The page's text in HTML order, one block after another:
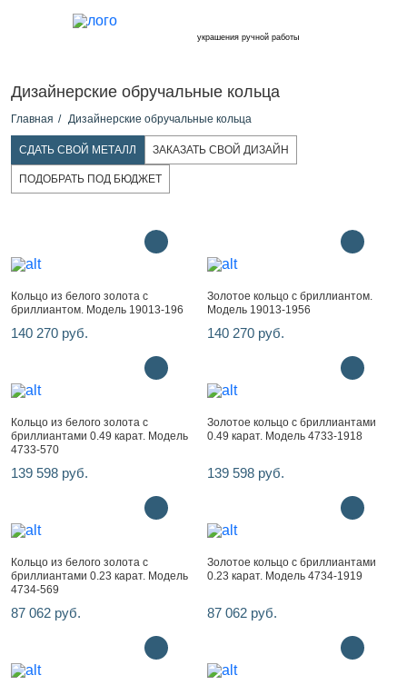
украшения ручной работы
Дизайнерские обручальные кольца
Главная Дизайнерские обручальные кольца
СДАТЬ СВОЙ МЕТАЛЛ ЗАКАЗАТЬ СВОЙ ДИЗАЙН
ПОДОБРАТЬ ПОД БЮДЖЕТ
Кольцо из белого золота с
бриллиантом. Модель 19013-196
140 270 руб.
Золотое кольцо с бриллиантом.
Модель 19013-1956
140 270 руб.
Кольцо из белого золота с
бриллиантами 0.49 карат. Модель
4733-570
139 598 руб.
Золотое кольцо с бриллиантами
0.49 карат. Модель 4733-1918
139 598 руб.
Кольцо из белого золота с
бриллиантами 0.23 карат. Модель
4734-569
87 062 руб.
Золотое кольцо с бриллиантами
0.23 карат. Модель 4734-1919
87 062 руб.